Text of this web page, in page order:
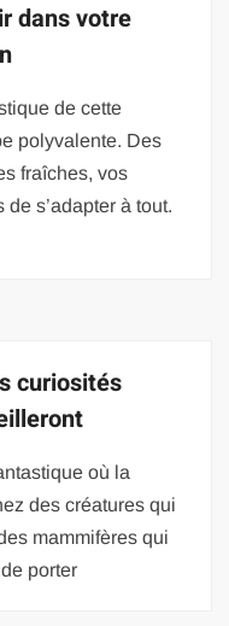
dans votre
de cette
polyvalente. Des
fraîches, vos
s’adapter à tout.
curiosités
où la
des créatures qui
mammifères qui
porter